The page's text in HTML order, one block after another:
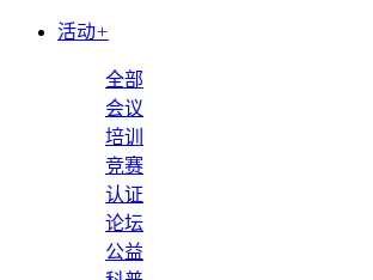
活动+
全部
会议
培训
竞赛
认证
论坛
公益